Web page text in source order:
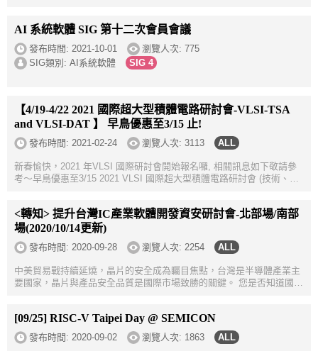
AI 系統軟體 SIG 第十二次會員會議
發布時間: 2021-10-01
瀏覽人次: 775
SIG類別: AI系統軟體
【4/19-4/22 2021 國際超大型積體電路研討會-VLSI-TSA
and VLSI-DAT 】 早鳥優惠至3/15 止!
發布時間: 2021-02-24 瀏覽人次: 3113
新春愉快，2021 年VLSI 國際研討會開始報名囉, 相關訊息如下敬請參
考～早鳥優惠至3/15 2021 VLSI 國際超大型積體電路研討會 (技術、系
<轉知> 提升台灣IC產業軟體開發資安研討會-北部場/南部
場(2020/10/14更新)
發布時間: 2020-09-28 瀏覽人次: 2254
中美貿易戰持續延燒，晶片的安全成為矚目焦點，台灣是半導體產業主
要國家，晶片與產品安全品質是國際市場致勝的關鍵。 您是否知道國際
[09/25] RISC-V Taipei Day @ SEMICON
發布時間: 2020-09-02 瀏覽人次: 1863